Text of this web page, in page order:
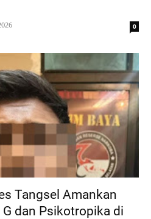
0
Tangsel Amankan
dan Psikotropika di